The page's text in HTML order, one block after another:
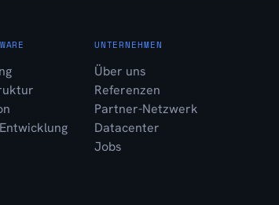
UNTERNEHMEN
Über uns
Referenzen
Partner-Netzwerk
Datacenter
Jobs